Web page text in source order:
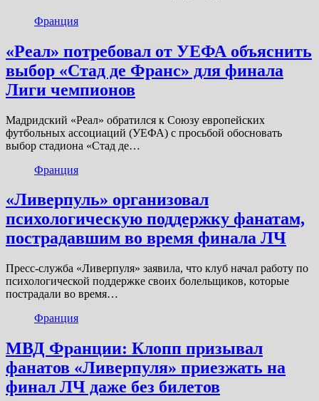
Франция
«Реал» потребовал от УЕФА объяснить
выбор «Стад де Франс» для финала
Лиги чемпионов
Мадридский «Реал» обратился к Союзу европейских
футбольных ассоциаций (УЕФА) с просьбой обосновать
выбор стадиона «Стад де…
Франция
«Ливерпуль» организовал
психологическую поддержку фанатам,
пострадавшим во время финала ЛЧ
Пресс-служба «Ливерпуля» заявила, что клуб начал работу по
психологической поддержке своих болельщиков, которые
пострадали во время…
Франция
МВД Франции: Клопп призывал
фанатов «Ливерпуля» приезжать на
финал ЛЧ даже без билетов